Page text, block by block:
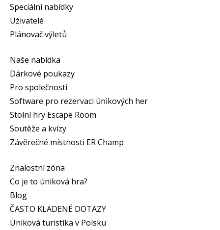
Speciální nabídky
Uživatelé
Plánovač výletů
Naše nabídka
Dárkové poukazy
Pro společnosti
Software pro rezervaci únikových her
Stolní hry Escape Room
Soutěže a kvízy
Závěrečné místnosti ER Champ
Znalostní zóna
Co je to úniková hra?
Blog
ČASTO KLADENÉ DOTAZY
Úniková turistika v Polsku